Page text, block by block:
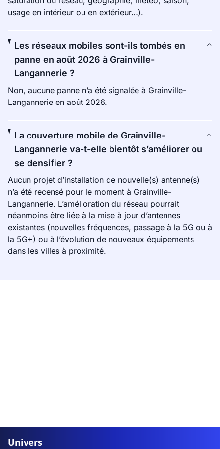
usage en intérieur ou en extérieur…).
Les réseaux mobiles sont-ils tombés en
panne en août 2026 à Grainville-
Langannerie ?
Non, aucune panne n’a été signalée à Grainville-
Langannerie en août 2026.
La couverture mobile de Grainville-
Langannerie va-t-elle bientôt s’améliorer ou
se densifier ?
Aucun projet d’installation de nouvelle(s) antenne(s)
n’a été recensé pour le moment à Grainville-
Langannerie. L’amélioration du réseau pourrait
néanmoins être liée à la mise à jour d’antennes
existantes (nouvelles fréquences, passage à la 5G ou à
la 5G+) ou à l’évolution de nouveaux équipements
dans les villes à proximité.
Univers